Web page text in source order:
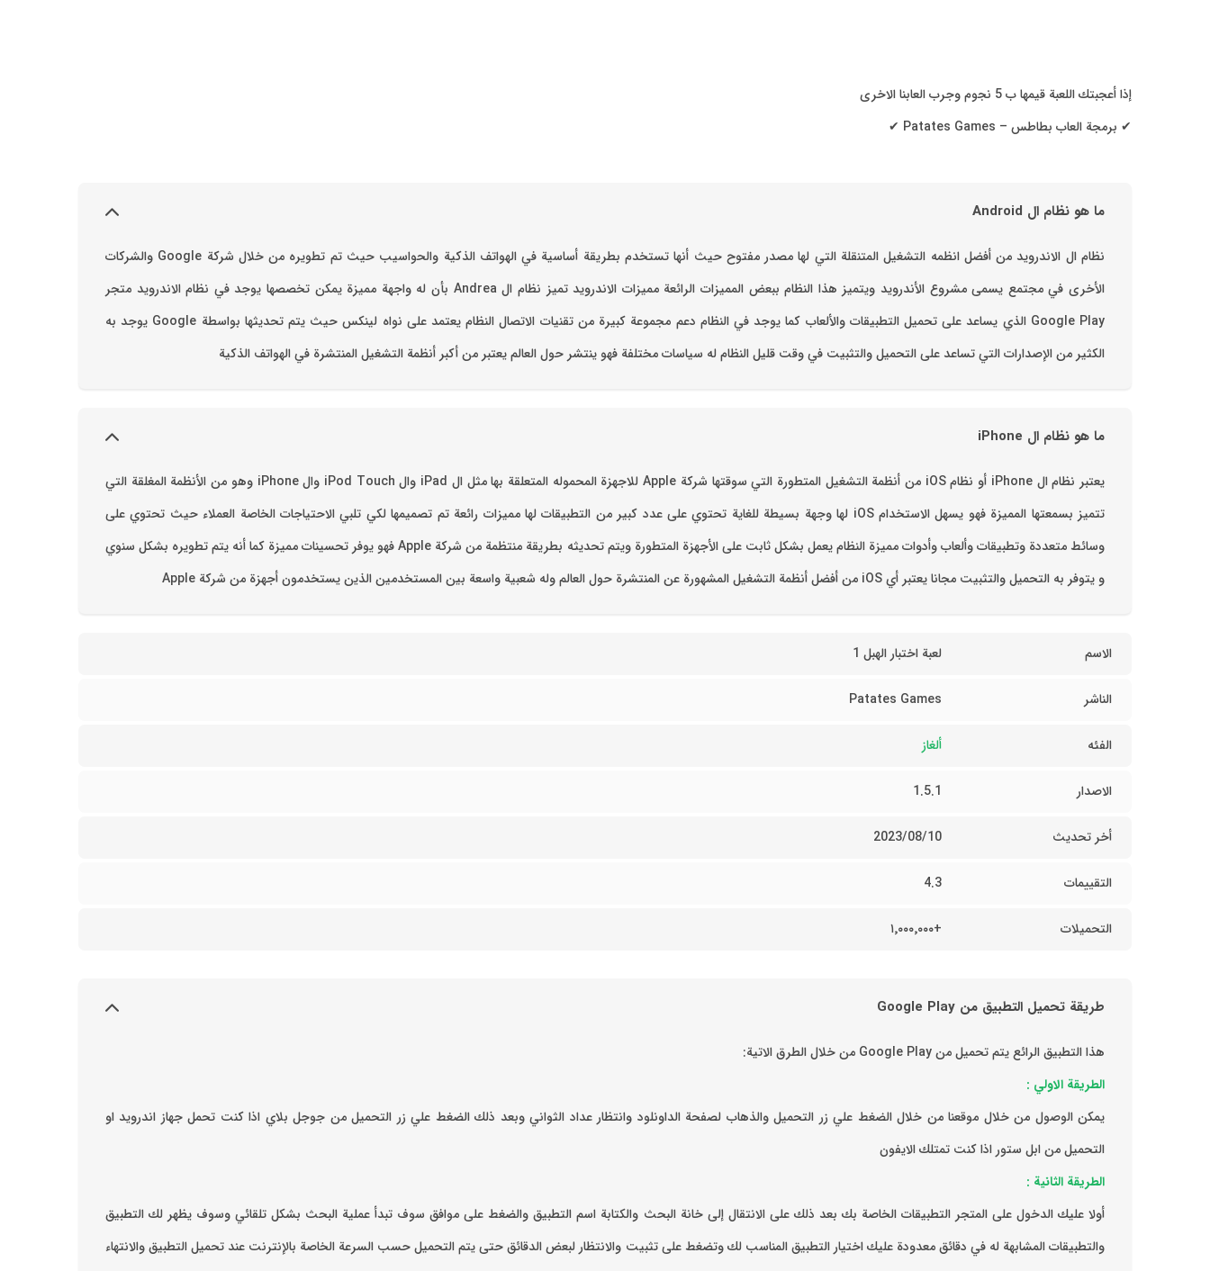
إذا أعجبتك اللعبة قيمها ب 5 نجوم وجرب العابنا الاخرى
✔ برمجة العاب بطاطس – Patates Games ✔
ما هو نظام ال Android
نظام ال الاندرويد من أفضل انظمه التشغيل المتنقلة التي لها مصدر مفتوح حيث أنها تستخدم بطريقة أساسية في الهواتف الذكية والحواسيب حيث تم تطويره من خلال شركة ‫Google‬ والشركات
الأخرى في مجتمع يسمى مشروع الأندرويد ويتميز هذا النظام ببعض المميزات الرائعة ‏مميزات الاندرويد ‏تميز نظام ال Andrea بأن له واجهة مميزة يمكن تخصصها ‏يوجد في نظام الاندرويد متجر
Google Play الذي يساعد على تحميل التطبيقات والألعاب ‏كما يوجد في النظام دعم مجموعة كبيرة من تقنيات الاتصال ‏النظام يعتمد على نواه لينكس حيث يتم تحديثها بواسطة ‫Google‬ ‏يوجد به
الكثير من الإصدارات التي تساعد على التحميل والتثبيت في وقت قليل ‏النظام له سياسات مختلفة فهو ينتشر حول العالم يعتبر من أكبر أنظمة التشغيل المنتشرة في الهواتف الذكية
ما هو نظام ال iPhone
يعتبر نظام ال iPhone أو نظام iOS من أنظمة التشغيل المتطورة التي سوقتها شركة Apple للاجهزة المحموله المتعلقة بها مثل ال iPad وال iPod Touch وال iPhone وهو من الأنظمة المغلقة التي
تتميز بسمعتها المميزة فهو يسهل الاستخدام ‏iOS لها وجهة بسيطة للغاية تحتوي على عدد كبير من التطبيقات لها مميزات رائعة تم تصميمها لكي تلبي الاحتياجات الخاصة العملاء حيث تحتوي على
وسائط متعددة وتطبيقات وألعاب وأدوات مميزة ‏النظام يعمل بشكل ثابت على الأجهزة المتطورة ويتم تحديثه بطريقة منتظمة من شركة Apple فهو يوفر تحسينات مميزة كما أنه يتم تطويره بشكل سنوي
و يتوفر به التحميل والتثبيت مجانا ‏يعتبر أي iOS من أفضل أنظمة التشغيل المشهورة عن المنتشرة حول العالم وله شعبية واسعة بين المستخدمين الذين يستخدمون أجهزة من شركة Apple
الاسم لعبة اختبار الهبل 1
الناشر Patates Games
الفئه ألغاز
الاصدار 1.5.1
أخر تحديث 10‏/08‏/2023
التقييمات 4.3
التحميلات +١٬٠٠٠٬٠٠٠
طريقة تحميل التطبيق من Google Play
هذا التطبيق الرائع يتم تحميل من Google Play من خلال الطرق الاتية:
الطريقة الاولي :
يمكن الوصول من خلال موقعنا من خلال الضغط علي زر التحميل والذهاب لصفحة الداونلود وانتظار عداد الثواني وبعد ذلك الضغط علي زر التحميل من جوجل بلاي اذا كنت تحمل جهاز اندرويد او
التحميل من ابل ستور اذا كنت تمتلك الايفون
الطريقة الثانية :
‏أولا عليك الدخول على المتجر التطبيقات الخاصة بك ‏بعد ذلك على الانتقال إلى خانة البحث والكتابة اسم التطبيق والضغط على موافق ‏سوف تبدأ عملية البحث بشكل تلقائي وسوف يظهر لك التطبيق
والتطبيقات المشابهة له في دقائق معدودة ‏عليك اختيار التطبيق المناسب لك وتضغط على تثبيت والانتظار لبعض الدقائق حتى يتم التحميل حسب السرعة الخاصة بالإنترنت ‏عند تحميل التطبيق والانتهاء